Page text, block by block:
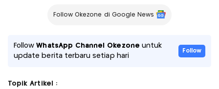
Follow Okezone di Google News
FollowWhatsApp Channel Okezone untuk
update berita terbaru setiap hari
Follow
Topik Artikel :